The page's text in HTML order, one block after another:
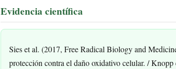
Evidencia científica
Sies et al. (2017, Free Radical Biology and
protección contra el daño oxidativo celular. /